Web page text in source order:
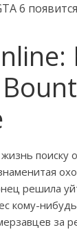
6
поиску
решила
кому-
за